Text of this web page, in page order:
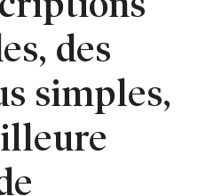
des
simples,